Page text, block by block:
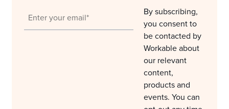
By subscribing,
you consent to
be contacted by
Workable about
our relevant
content,
products and
events. You can